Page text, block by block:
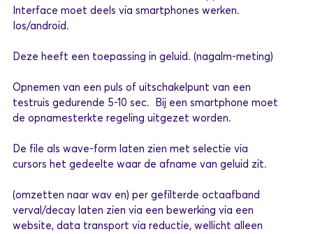
Interface moet deels via smartphones werken.
Ios/android.
Deze heeft een toepassing in geluid. (nagalm-meting)
Opnemen van een puls of uitschakelpunt van een
testruis gedurende 5-10 sec. Bij een smartphone moet
de opnamesterkte regeling uitgezet worden.
De file als wave-form laten zien met selectie via
cursors het gedeelte waar de afname van geluid zit.
(omzetten naar wav en) per gefilterde octaafband
verval/decay laten zien via een bewerking via een
website, data transport via reductie, wellicht alleen